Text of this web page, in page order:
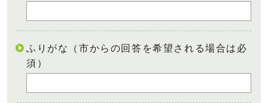
ふりがな（市からの回答を希望される場合は必
須）